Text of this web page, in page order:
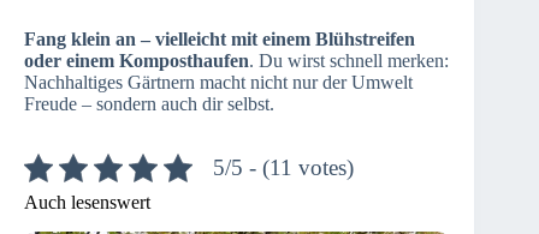
Fang klein an – vielleicht mit einem Blühstreifen
oder einem Komposthaufen. Du wirst schnell merken:
Nachhaltiges Gärtnern macht nicht nur der Umwelt
Freude – sondern auch dir selbst.
5/5 - (11 votes)
Auch lesenswert